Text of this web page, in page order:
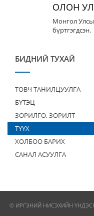
ОЛОН
Монгол
бүртгэгдсэн.
БИДНИЙ ТУХАЙ
ТОВЧ ТАНИЛЦУУЛГА
БҮТЭЦ
ЗОРИЛГО, ЗОРИЛТ
ТҮҮХ
ХОЛБОО БАРИХ
САНАЛ АСУУЛГА
© ИРГЭНИЙ НИСЭХИЙН